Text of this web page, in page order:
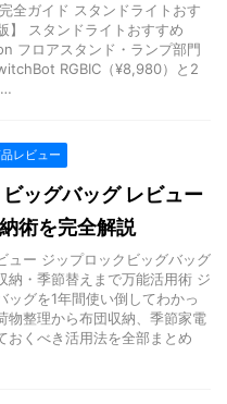
全ガイド スタンドライトおす
】 スタンドライトおすすめ
フロアスタンド・ランプ部門
RGBIC（¥8,980）と2
…
レビュー
ッグバッグ レビュー
術を完全解説
ュー ジップロックビッグバッグ
納・季節替えまで万能活用術 ジ
ッグを1年間使い倒してわかっ
整理から布団収納、季節家電
おくべき活用法を全部まとめ